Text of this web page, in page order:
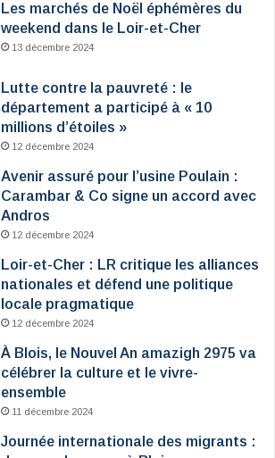
Les marchés de Noël éphémères du
weekend dans le Loir-et-Cher
13 décembre 2024
Lutte contre la pauvreté : le
département a participé à « 10
millions d’étoiles »
12 décembre 2024
Avenir assuré pour l’usine Poulain :
Carambar & Co signe un accord avec
Andros
12 décembre 2024
Loir-et-Cher : LR critique les alliances
nationales et défend une politique
locale pragmatique
12 décembre 2024
À Blois, le Nouvel An amazigh 2975 va
célébrer la culture et le vivre-
ensemble
11 décembre 2024
Journée internationale des migrants :